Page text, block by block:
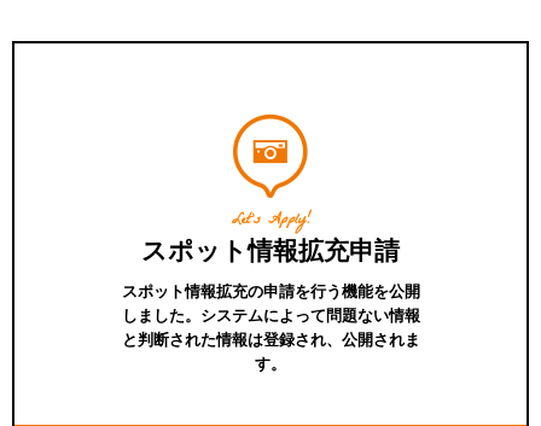
Let's Apply!
スポット情報拡充申請
スポット情報拡充の申請を行う機能を公開
しました。システムによって問題ない情報
と判断された情報は登録され、公開されま
す。